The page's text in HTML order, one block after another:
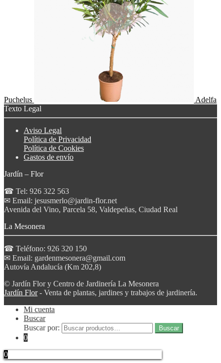
Puchelus
Adelfa
Texto Legal
Aviso Legal
Política de Privacidad
Política de Cookies
Gastos de envío
Jardín – Flor
☎ Tel: 926 322 563
✉ Email: jesusmerlo@jardin-flor.net
Avenida del Vino, Parcela 58, Valdepeñas, Ciudad Real
La Mesonera
☎ Teléfono: 926 320 150
✉ Email: gardenmesonera@gmail.com
Autovía Andalucía (Km 202,8)
© Jardín Flor y Centro de Jardinería La Mesonera
Jardín Flor- Venta de plantas, jardines y trabajos de jardinería.
Mi cuenta
Buscar
Buscar por:
Buscar
0
0